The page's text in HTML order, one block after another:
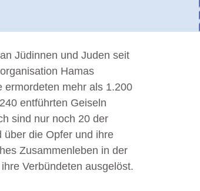
Jüdinnen und Juden seit
Hamas
ermordeten mehr als 1.200
entführten Geiseln
sind nur noch 20 der
über die Opfer und ihre
Zusammenleben in der
Verbündeten ausgelöst.